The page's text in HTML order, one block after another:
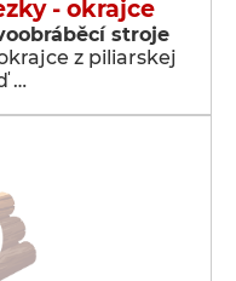
- okrajce
stroje
z piliarskej
…